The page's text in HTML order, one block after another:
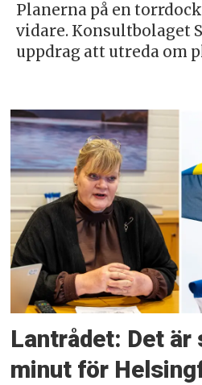
Planerna på en
vidare. Konsultbolaget
uppdrag att utreda om
Lantrådet: Det är
minut för